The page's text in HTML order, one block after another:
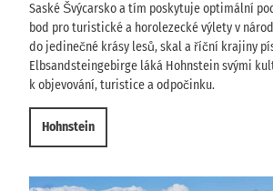
Saské Švýcarsko a tím poskytuje optimální
bod pro turistické a horolezecké výlety v
do jedinečné krásy lesů, skal a říční krajiny
Elbsandsteingebirge láká Hohnstein svými
k objevování, turistice a odpočinku.
Hohnstein